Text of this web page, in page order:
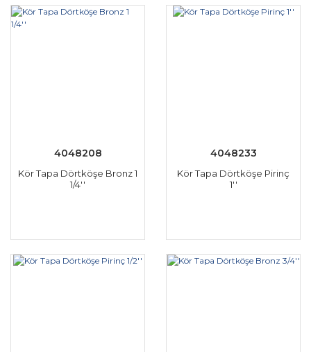
4048208
Kör Tapa Dörtköşe Bronz 1
1/4''
4048233
Kör Tapa Dörtköşe Pirinç
1''